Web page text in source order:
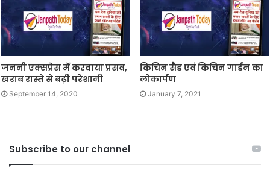
जननी एक्सप्रेस में करवाया प्रसव,
खराब रास्ते से बढ़ी परेशानी
September 14, 2020
किचिन सैड एवं किचिन गार्डन का
लोकार्पण
January 7, 2021
Subscribe to our channel